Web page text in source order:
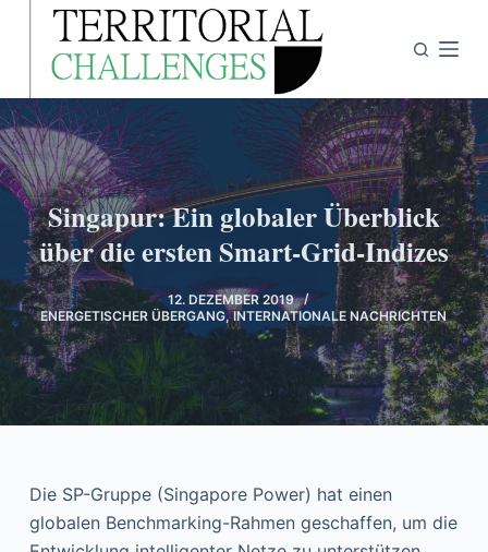
I
n
h
a
t
s
p
i
g
Singapur: Ein globaler Überblick
über die ersten Smart-Grid-Indizes
12. DEZEMBER 2019
ENERGETISCHER ÜBERGANG,INTERNATIONALE NACHRICHTEN
Die SP-Gruppe (Singapore Power) hat einen
globalen Benchmarking-Rahmen geschaffen, um die